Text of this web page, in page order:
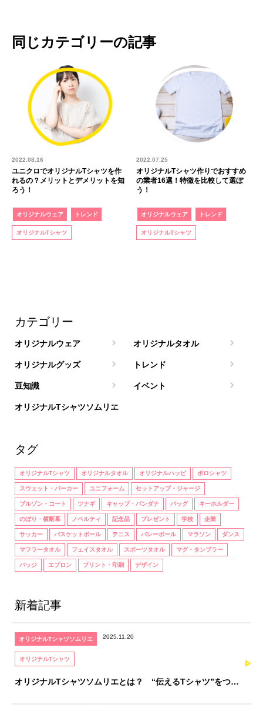
同じカテゴリーの記事
2022.08.16
ユニクロでオリジナルTシャツを作
れるの？メリットとデメリットを知
ろう！
オリジナルウェア トレンド
オリジナルTシャツ
2022.07.25
オリジナルTシャツ作りでおすすめ
の業者16選！特徴を比較して選ぼ
う！
オリジナルウェア トレンド
オリジナルTシャツ
カテゴリー
オリジナルウェア オリジナルタオル
オリジナルグッズ トレンド
豆知識 イベント
オリジナルTシャツソムリエ
タグ
オリジナルTシャツ オリジナルタオル オリジナルハッピ ポロシャツ
スウェット・パーカー ユニフォーム セットアップ・ジャージ
ブルゾン・コート ツナギ キャップ・バンダナ バッグ キーホルダー
のぼり・横断幕 ノベルティ 記念品 プレゼント 学校 企業
サッカー バスケットボール テニス バレーボール マラソン ダンス
マフラータオル フェイスタオル スポーツタオル マグ・タンブラー
バッジ エプロン プリント・印刷 デザイン
新着記事
オリジナルTシャツソムリエ 2025.11.20
オリジナルTシャツ
オリジナルTシャツソムリエとは？ “伝えるTシャツ”をつく